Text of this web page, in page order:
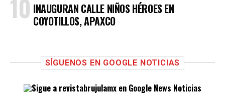
INAUGURAN CALLE NIÑOS HÉROES EN
COYOTILLOS, APAXCO
SÍGUENOS EN GOOGLE NOTICIAS